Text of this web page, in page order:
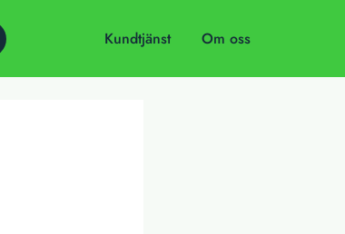
Kundtjänst Om oss